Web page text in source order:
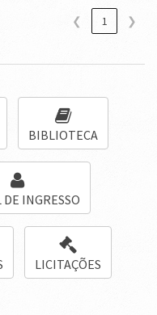
❮ 1 ❯
BIBLIOTECA
INGRESSO
LICITAÇÕES